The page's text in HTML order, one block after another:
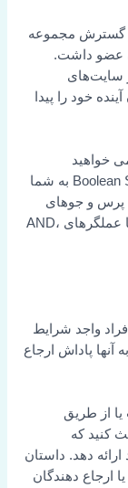
و گسترش مجموعه
سال 2021، 740 میلیون عضو داشت.
سایت‌های
خود را پیدا
خواهید
استخدام کنید استفاده کنید. استفاده از Boolean Search به شما
پرس و جوهای
جستجوی بولی خود را با ترکیب کلمات کلیدی با عملگرهای AND،
واجد شرایط
پاداش ارجاع
از طریق
کنید که
دهد. داستان
ارجاع دهندگان